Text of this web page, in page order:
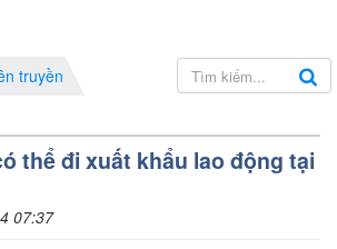
truyền
thể đi xuất khẩu lao động tại
07:37